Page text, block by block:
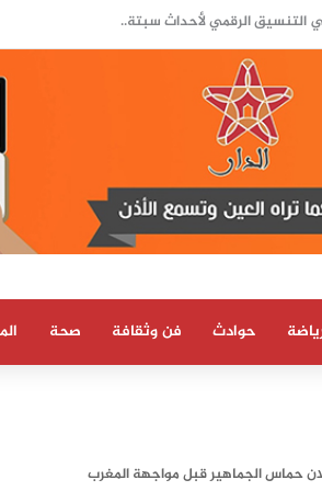
تعزز الطرح المغرب
حوادث فن وثقافة صحة
حماس الجماهير قبل مواجهة المغرب